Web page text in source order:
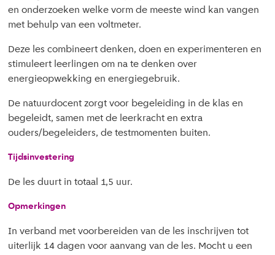
en onderzoeken welke vorm de meeste wind kan vangen
met behulp van een voltmeter.
Deze les combineert denken, doen en experimenteren en
stimuleert leerlingen om na te denken over
energieopwekking en energiegebruik.
De natuurdocent zorgt voor begeleiding in de klas en
begeleidt, samen met de leerkracht en extra
ouders/begeleiders, de testmomenten buiten.
Tijdsinvestering
De les duurt in totaal 1,5 uur.
Opmerkingen
In verband met voorbereiden van de les inschrijven tot
uiterlijk 14 dagen voor aanvang van de les. Mocht u een